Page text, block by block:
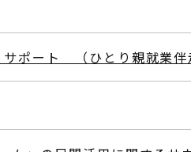
ポート （ひとり親就業伴